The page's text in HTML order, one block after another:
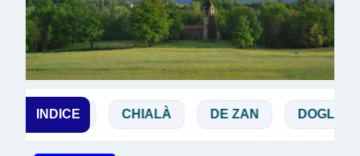
INDICE
BIBBIA CHIALÀ DE ZAN DOGLIO